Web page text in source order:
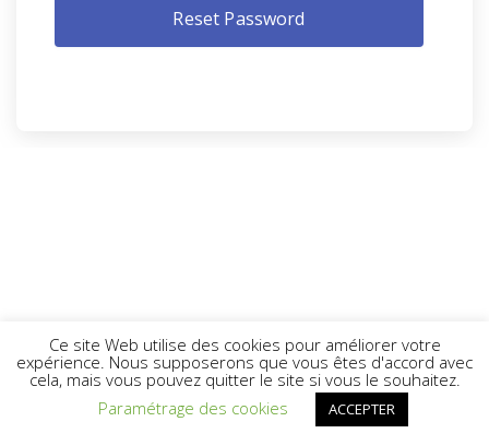
Ce site Web utilise des cookies pour améliorer votre
expérience. Nous supposerons que vous êtes d'accord avec
cela, mais vous pouvez quitter le site si vous le souhaitez.
Paramétrage des cookies
ACCEPTER